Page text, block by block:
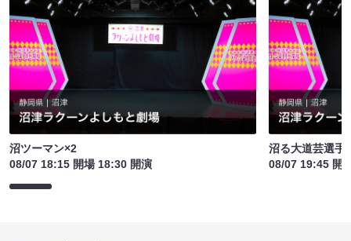
沼ツーマン×2
08/07 18:15 開場 18:30 開演
沼る大道芸選手
08/07 19:45 開